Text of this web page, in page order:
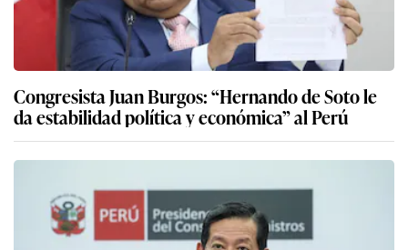
Congresista Juan Burgos: “Hernando de Soto le
da estabilidad política y económica” al Perú